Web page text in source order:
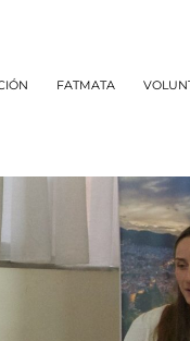
FATMATA